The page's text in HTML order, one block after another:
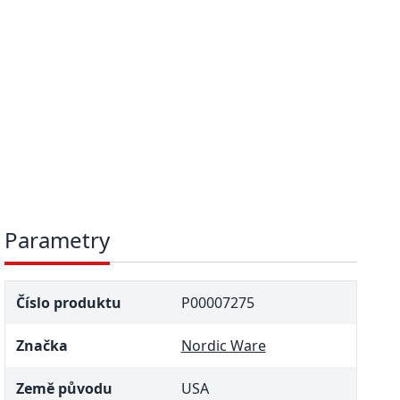
Parametry
Číslo produktu P00007275
Značka Nordic Ware
Země původu USA